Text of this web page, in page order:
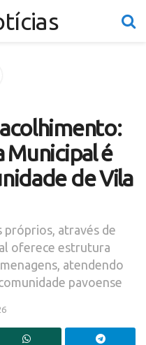
Municipal é
de Vila
próprios, através de
oferece estrutura
atendendo
pavoense